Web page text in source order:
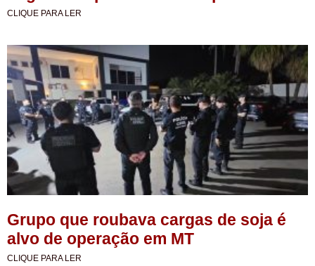
CLIQUE PARA LER
Grupo que roubava cargas de soja é
alvo de operação em MT
CLIQUE PARA LER